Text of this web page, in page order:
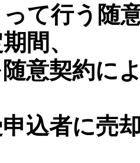
って行う随
間、
意契約に
込者に売